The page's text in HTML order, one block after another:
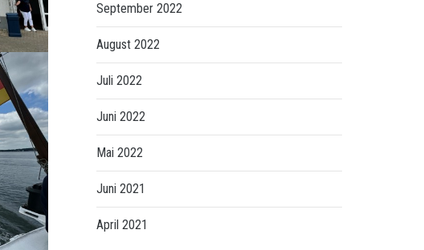
September 2022
August 2022
Juli 2022
Juni 2022
Mai 2022
Juni 2021
April 2021